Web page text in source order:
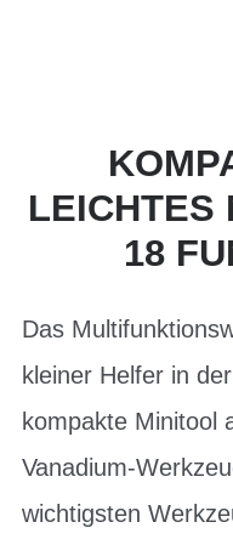
LEICHTES
18
Das
kleiner Helfer in
kompakte Minitool
Vanadium-
wichtigsten